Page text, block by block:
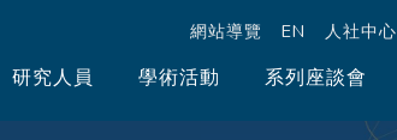
網站導覽 EN 人社中心
研究人員 學術活動 系列座談會